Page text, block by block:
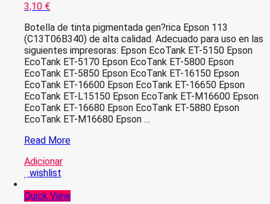
3,10 €
Botella de tinta pigmentada gen?rica Epson 113
(C13T06B340) de alta calidad. Adecuado para uso en las
siguientes impresoras: Epson EcoTank ET-5150 Epson
EcoTank ET-5170 Epson EcoTank ET-5800 Epson
EcoTank ET-5850 Epson EcoTank ET-16150 Epson
EcoTank ET-16600 Epson EcoTank ET-16650 Epson
EcoTank ET-L15150 Epson EcoTank ET-M16600 Epson
EcoTank ET-16680 Epson EcoTank ET-5880 Epson
EcoTank ET-M16680 Epson …
Epson
Magenta
Frasco
Compativel
Read More
Adicionar
wishlist
Quick View